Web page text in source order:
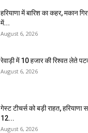
हरियाणा में बारिश का कहर, मकान
में...
August 6, 2026
रेवाड़ी में 10 हजार की रिश्वत लेते
August 6, 2026
गेस्ट टीचर्स को बड़ी राहत,
12...
August 6, 2026